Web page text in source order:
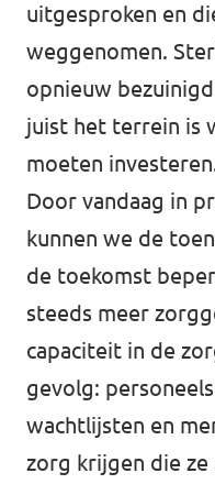
uitgesproken en
weggenomen.
opnieuw
juist het terrein is
moeten
Door vandaag in
kunnen we de
de toekomst
steeds meer
capaciteit in de
gevolg:
wachtlijsten en
zorg krijgen die